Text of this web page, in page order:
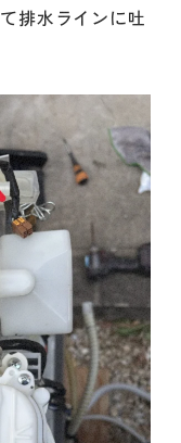
排水ラインに吐